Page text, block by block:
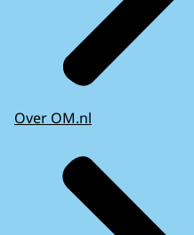
Over OM.nl